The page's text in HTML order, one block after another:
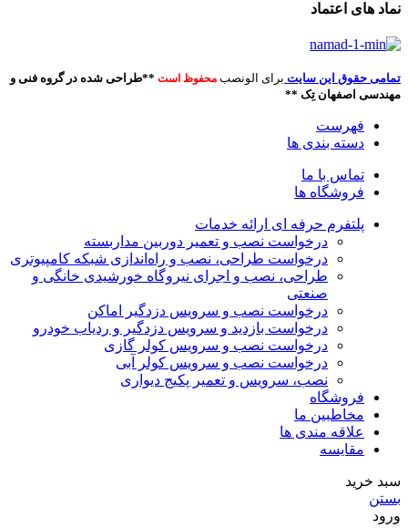
نماد های اعتماد
تمامی حقوق این سایت برای الونصب محفوظ است **طراحی شده در گروه فنی و
مهندسی اصفهان تِک **
فهرست
دسته بندی ها
تماس با ما
فروشگاه ها
پلتفرم حرفه ای ارائه خدمات
درخواست نصب و تعمیر دوربین مداربسته
درخواست طراحی، نصب و راه‌اندازی شبکه کامپیوتری
طراحی، نصب و اجرای نیروگاه خورشیدی خانگی و
صنعتی
درخواست نصب و سرویس دزدگیر اماکن
درخواست بازدید و سرویس دزدگیر و ردیاب خودرو
درخواست نصب و سرویس کولر گازی
درخواست نصب و سرویس کولر آبی
نصب، سرویس و تعمیر پکیج دیواری
فروشگاه
مخاطبین ما
علاقه مندی ها
مقایسه
سبد خرید
بستن
ورود